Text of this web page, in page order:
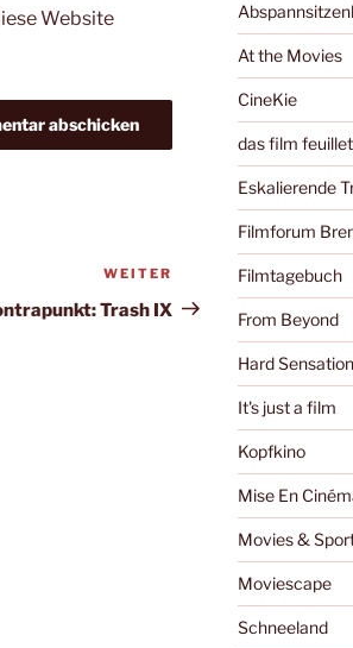
Website
Nächster
Beitrag
WEITER
Trash IX
At the Movies
CineKie
das film
Eskalierende
Filmforum
Filmtagebuch
From Beyond
Hard
It's just a film
Kopfkino
Mise En
Movies &
Moviescape
Schneeland